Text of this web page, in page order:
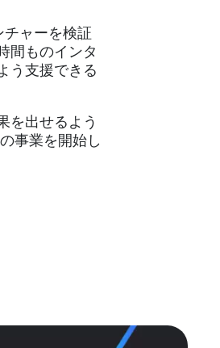
チャーを検証
間ものインタ
う支援できる
を出せるよう
事業を開始し